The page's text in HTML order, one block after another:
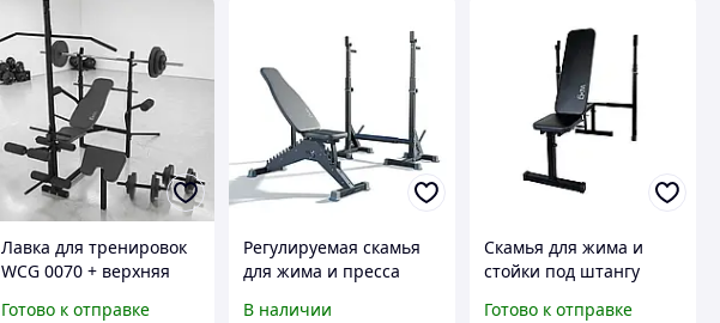
Лавка для тренировок
WCG 0070 + верхняя
Готово к отправке
Регулируемая скамья
для жима и пресса
В наличии
Скамья для жима и
стойки под штангу
Готово к отправке